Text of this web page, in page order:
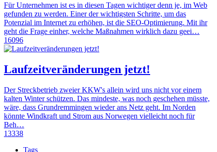
Für Unternehmen ist es in diesen Tagen wichtiger denn je, im Web
gefunden zu werden. Einer der wichtigsten Schritte, um das
Potenzial im Internet zu erhöhen, ist die SEO-Optimierung. Mit ihr
geht die Frage einher, welche Maßnahmen wirklich dazu geei…
16096
Laufzeitveränderungen jetzt!
Der Streckbetrieb zweier KKW's allein wird uns nicht vor einem
kalten Winter schützen. Das mindeste, was noch geschehen müsste,
wäre, dass Grundremmingen wieder ans Netz geht. Im Norden
könnte Windkraft und Strom aus Norwegen vielleicht noch für
Beh…
13338
Tags